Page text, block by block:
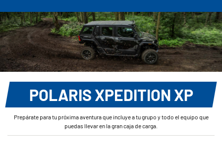
POLARIS XPEDITION XP
Prepárate para tu próxima aventura que incluye a tu grupo y todo el equipo que
puedas llevar en la gran caja de carga.